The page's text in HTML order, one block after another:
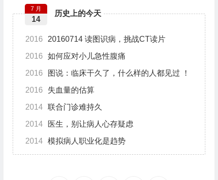
历史上的今天
7 月
14
2016 20160714 读图识病，挑战CT读片
2016 如何应对小儿急性腹痛
2016 图说：临床干久了，什么样的人都见过 ！
2016 失血量的估算
2014 联合门诊难持久
2014 医生，别让病人心存疑虑
2014 模拟病人职业化是趋势